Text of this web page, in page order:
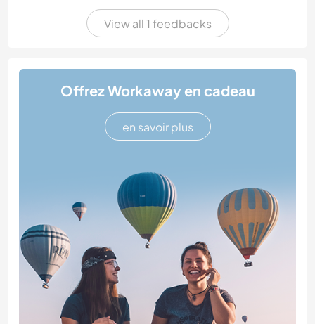
View all 1 feedbacks
Offrez Workaway en cadeau
en savoir plus